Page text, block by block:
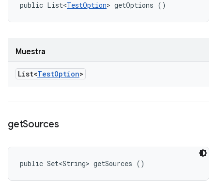
public List<TestOption> getOptions ()
Muestra
List<TestOption>
getSources
public Set<String> getSources ()